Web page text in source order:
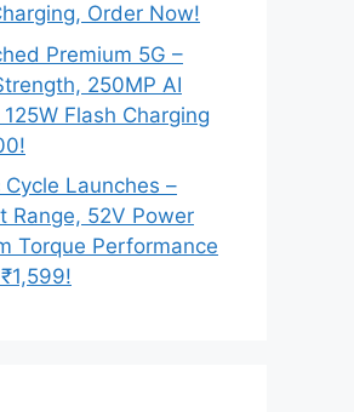
Order Now!
Premium 5G –
250MP AI
Flash Charging
Cycle Launches –
Range, 52V Power
Torque Performance